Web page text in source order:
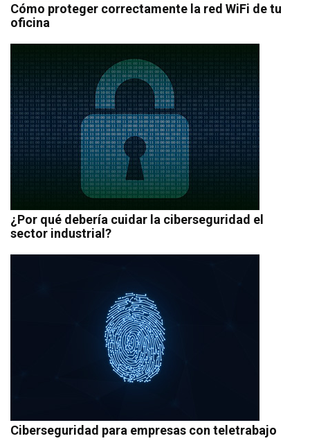
Cómo proteger correctamente la red WiFi de tu
oficina
¿Por qué debería cuidar la ciberseguridad el
sector industrial?
Ciberseguridad para empresas con teletrabajo